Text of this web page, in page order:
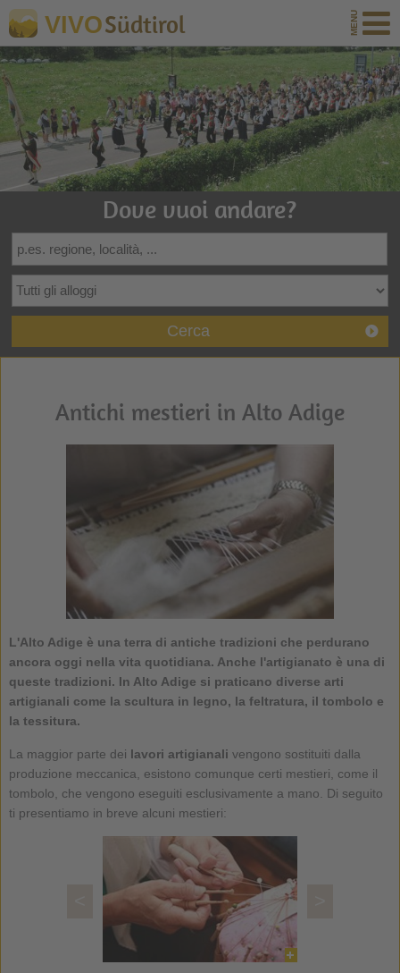
VIVOSüdtirol
Dove vuoi andare?
Cerca
Antichi mestieri in Alto Adige
L'Alto Adige è una terra di antiche tradizioni che perdurano
ancora oggi nella vita quotidiana. Anche l'artigianato è una di
queste tradizioni. In Alto Adige si praticano diverse arti
artigianali come la scultura in legno, la feltratura, il tombolo e
la tessitura.
La maggior parte dei lavori artigianali vengono sostituiti dalla
produzione meccanica, esistono comunque certi mestieri, come il
tombolo, che vengono eseguiti esclusivamente a mano. Di seguito
ti presentiamo in breve alcuni mestieri: